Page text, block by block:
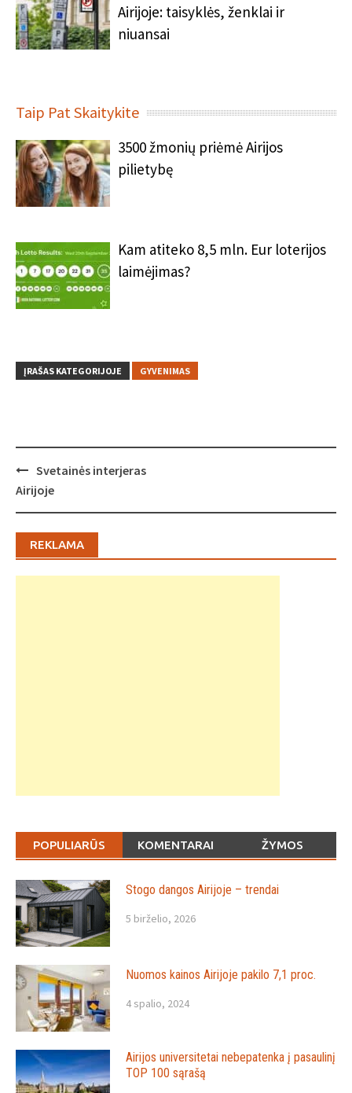
Airijoje: taisyklės, ženklai ir
niuansai
Taip Pat Skaitykite
3500 žmonių priėmė Airijos
pilietybę
Kam atiteko 8,5 mln. Eur loterijos
laimėjimas?
ĮRAŠAS KATEGORIJOJE GYVENIMAS
Post
navigation
Svetainės interjeras
Airijoje
REKLAMA
POPULIARŪS KOMENTARAI ŽYMOS
Stogo dangos Airijoje – trendai
5 birželio, 2026
Nuomos kainos Airijoje pakilo 7,1 proc.
4 spalio, 2024
Airijos universitetai nebepatenka į pasaulinį
TOP 100 sąrašą